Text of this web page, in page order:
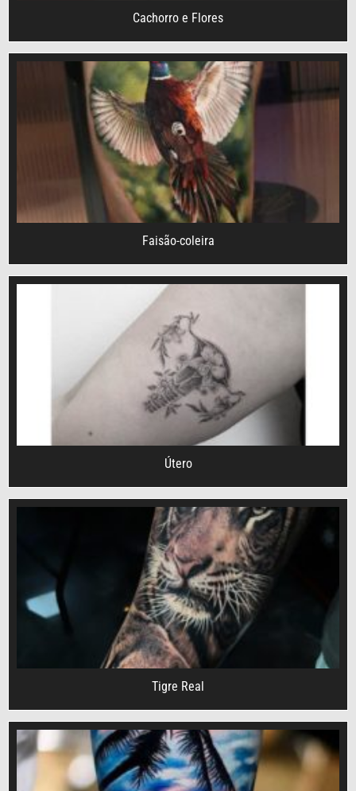
Cachorro e Flores
Faisão-coleira
Útero
Tigre Real